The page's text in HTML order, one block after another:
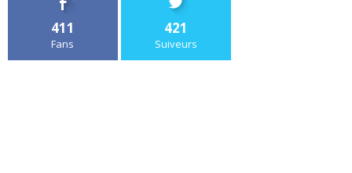
411
Fans
421
Suiveurs